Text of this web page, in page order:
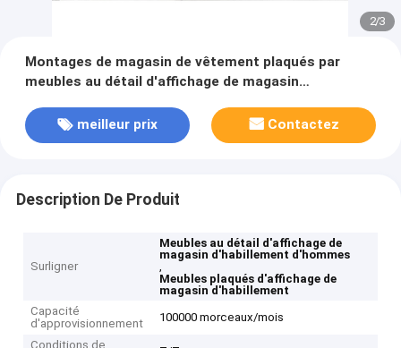
2/3
Montages de magasin de vêtement plaqués par
meubles au détail d'affichage de magasin
meilleur prix
Contactez
Description De Produit
Surligner
Meubles au détail d'affichage de
magasin d'habillement d'hommes
,
Meubles plaqués d'affichage de
magasin d'habillement
Capacité
d'approvisionnement
100000 morceaux/mois
Conditions de